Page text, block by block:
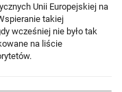
Unii Europejskiej na
takiej
wcześniej nie było tak
na liście